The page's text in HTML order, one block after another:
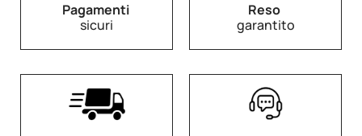
Pagamenti
sicuri
Reso
garantito